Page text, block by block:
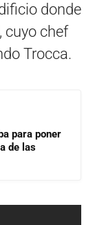
donde
cuyo chef
Trocca.
para poner
de las